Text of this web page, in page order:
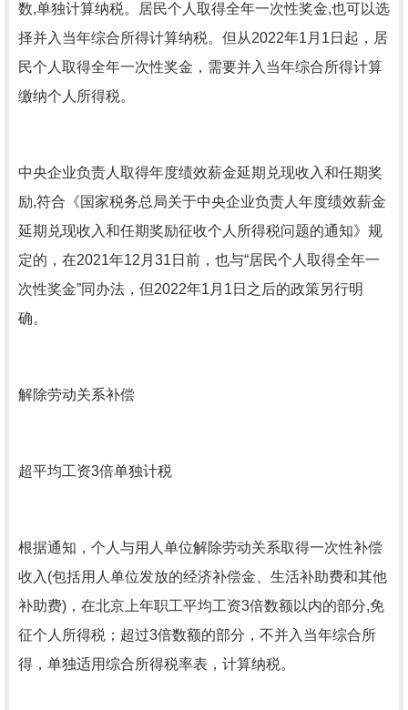
数,单独计算纳税。居民个人取得全年一次性奖金,也可以选
择并入当年综合所得计算纳税。但从2022年1月1日起，居
民个人取得全年一次性奖金，需要并入当年综合所得计算
缴纳个人所得税。
中央企业负责人取得年度绩效薪金延期兑现收入和任期奖
励,符合《国家税务总局关于中央企业负责人年度绩效薪金
延期兑现收入和任期奖励征收个人所得税问题的通知》规
定的，在2021年12月31日前，也与“居民个人取得全年一
次性奖金”同办法，但2022年1月1日之后的政策另行明
确。
解除劳动关系补偿
超平均工资3倍单独计税
根据通知，个人与用人单位解除劳动关系取得一次性补偿
收入(包括用人单位发放的经济补偿金、生活补助费和其他
补助费)，在北京上年职工平均工资3倍数额以内的部分,免
征个人所得税；超过3倍数额的部分，不并入当年综合所
得，单独适用综合所得税率表，计算纳税。